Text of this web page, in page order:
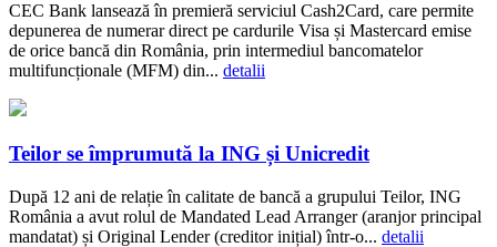
CEC Bank lansează în premieră serviciul Cash2Card, care permite
depunerea de numerar direct pe cardurile Visa și Mastercard emise
de orice bancă din România, prin intermediul bancomatelor
multifuncționale (MFM) din... detalii
Teilor se împrumută la ING și Unicredit
După 12 ani de relație în calitate de bancă a grupului Teilor, ING
România a avut rolul de Mandated Lead Arranger (aranjor principal
mandatat) și Original Lender (creditor inițial) într-o... detalii